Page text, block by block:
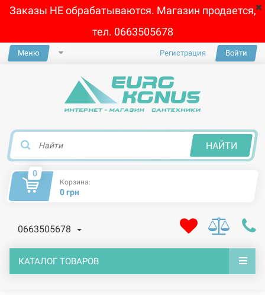
Заказы НЕ обрабатываются. Магазин продается,
тел. 0663505678
Меню Регистрация Войти
НАЙТИ
0
Корзина:
0 грн
0663505678
КАТАЛОГ ТОВАРОВ